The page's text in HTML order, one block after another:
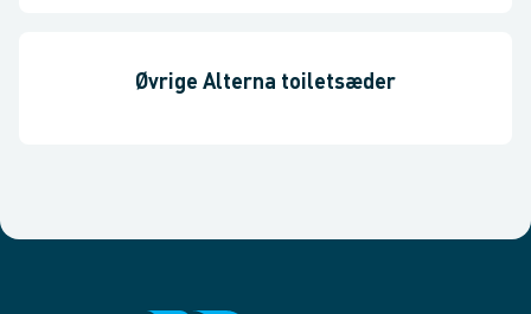
Øvrige Alterna toiletsæder